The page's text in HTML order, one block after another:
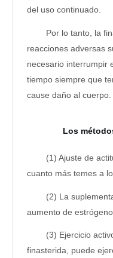
del uso continuado.
Por lo tanto, la
reacciones adversas
necesario interrumpir
tiempo siempre que
cause daño al cuerpo.
Los
(1) Ajuste de
cuanto más temes a
(2) La
aumento de
(3) Ejercicio
finasterida, puede